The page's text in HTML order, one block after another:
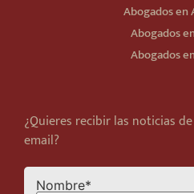
Abogados en
Abogados
Abogados
¿Quieres recibir las noticias
email?
Nombre*